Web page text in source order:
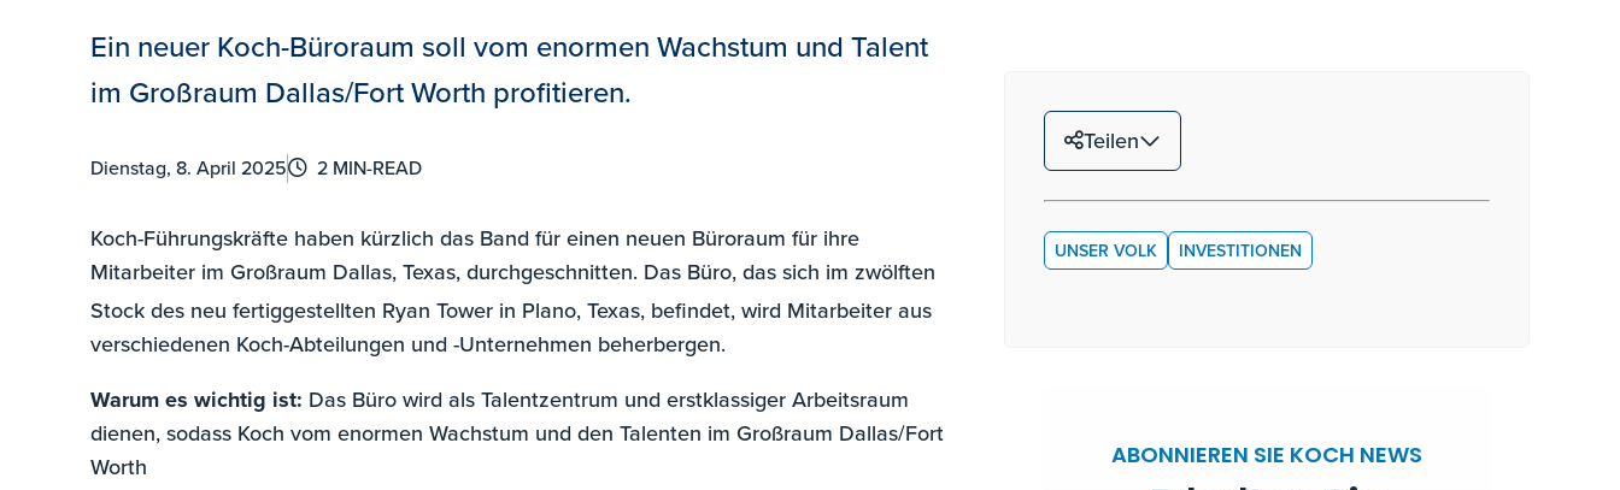
Ein neuer Koch-Büroraum soll vom enormen Wachstum und Talent
im Großraum Dallas/Fort Worth profitieren.
Dienstag, 8. April 2025 2 MIN-READ
Koch-Führungskräfte haben kürzlich das Band für einen neuen Büroraum für ihre
Mitarbeiter im Großraum Dallas, Texas, durchgeschnitten. Das Büro, das sich im zwölften
Stock des neu fertiggestellten Ryan Tower in Plano, Texas, befindet, wird Mitarbeiter aus
verschiedenen Koch-Abteilungen und -Unternehmen beherbergen.
Warum es wichtig ist: Das Büro wird als Talentzentrum und erstklassiger Arbeitsraum
dienen, sodass Koch vom enormen Wachstum und den Talenten im Großraum Dallas/Fort
Worth
Teilen
UNSER VOLK INVESTITIONEN
ABONNIEREN SIE KOCH NEWS